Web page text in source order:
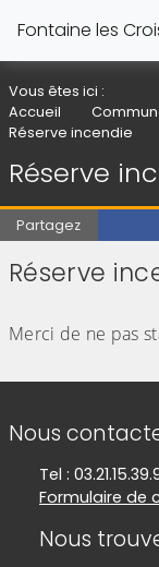
Fontaine les
Vous êtes ici :
Accueil
Réserve incendie
Réserve
Partagez
Réserve
Merci de ne pas
Nous
Tel :
Formulaire de
Nous